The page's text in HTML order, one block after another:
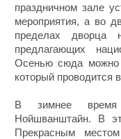
праздничном зале
мероприятия, а во
пределах дворца
предлагающих
Осенью сюда можно
который проводится
В зимнее
Нойшванштайн. В
Прекрасным